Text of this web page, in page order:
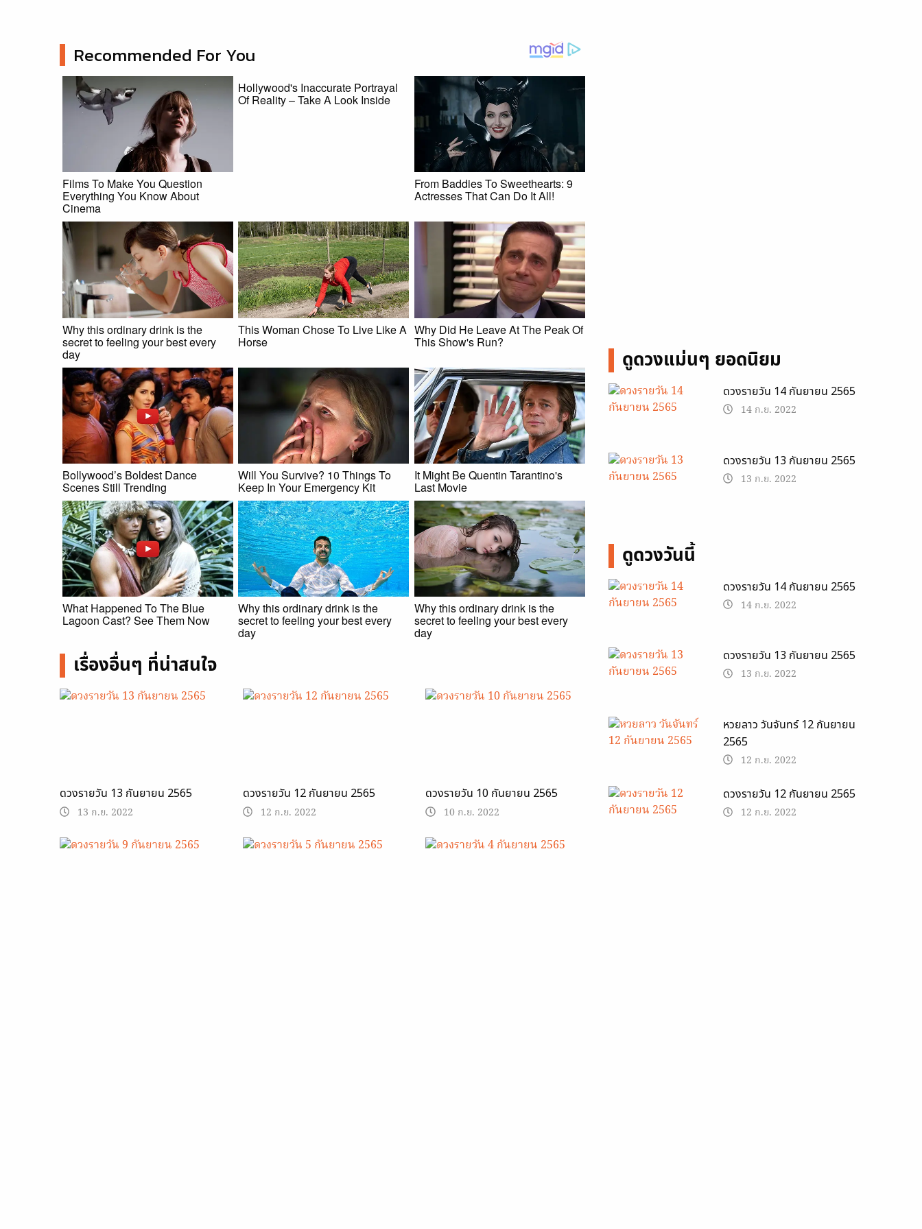
Recommended For You
Films To Make You Question
Everything You Know About
Cinema
Hollywood's Inaccurate Portrayal
Of Reality – Take A Look Inside
From Baddies To Sweethearts: 9
Actresses That Can Do It All!
Why this ordinary drink is the
secret to feeling your best every
day
This Woman Chose To Live Like A
Horse
Why Did He Leave At The Peak Of
This Show's Run?
Bollywood’s Boldest Dance
Scenes Still Trending
Will You Survive? 10 Things To
Keep In Your Emergency Kit
It Might Be Quentin Tarantino's
Last Movie
What Happened To The Blue
Lagoon Cast? See Them Now
Why this ordinary drink is the
secret to feeling your best every
day
Why this ordinary drink is the
secret to feeling your best every
day
เรื่องอื่นๆ ที่น่าสนใจ
ดวงรายวัน 13 กันยายน 2565
13 ก.ย. 2022
ดวงรายวัน 12 กันยายน 2565
12 ก.ย. 2022
ดวงรายวัน 10 กันยายน 2565
10 ก.ย. 2022
ดูดวงแม่นๆ ยอดนิยม
ดวงรายวัน 14 กันยายน 2565
14 ก.ย. 2022
ดวงรายวัน 13 กันยายน 2565
13 ก.ย. 2022
ดูดวงวันนี้
ดวงรายวัน 14 กันยายน 2565
14 ก.ย. 2022
ดวงรายวัน 13 กันยายน 2565
13 ก.ย. 2022
หวยลาว วันจันทร์ 12 กันยายน
2565
12 ก.ย. 2022
ดวงรายวัน 12 กันยายน 2565
12 ก.ย. 2022